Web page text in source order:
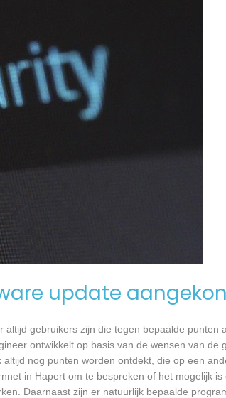
update
gebruikers zijn die tegen bepaalde punten
ontwikkelt op basis van de wensen van de
nog punten worden ontdekt, die op een
in Hapert om te bespreken of het mogelijk is
Daarnaast zijn er natuurlijk bepaalde